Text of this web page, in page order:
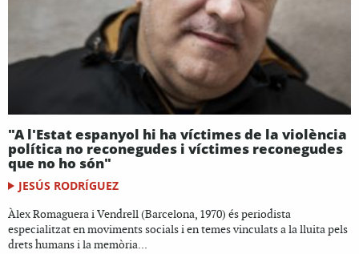
"A l'Estat espanyol hi ha víctimes de la violència
política no reconegudes i víctimes reconegudes
que no ho són"
JESÚS RODRÍGUEZ
Àlex Romaguera i Vendrell (Barcelona, 1970) és periodista
especialitzat en moviments socials i en temes vinculats a la lluita pels
drets humans i la memòria...